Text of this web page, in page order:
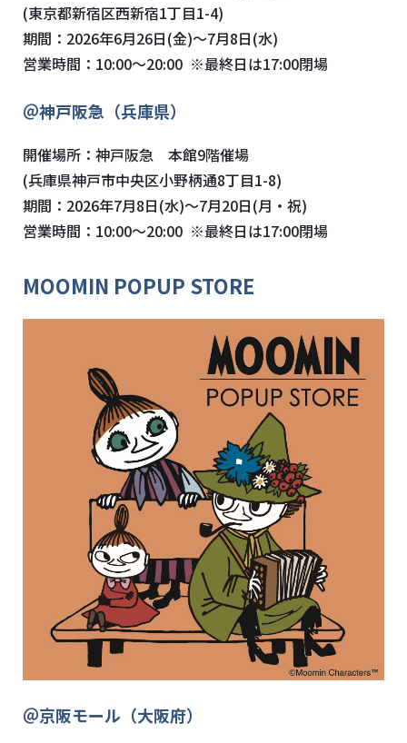
(東京都新宿区西新宿1丁目1-4)
期間：2026年6月26日(金)～7月8日(水)
営業時間：10:00～20:00 ※最終日は17:00閉場
＠神戸阪急（兵庫県）
開催場所： 神戸阪急 本館9階催場
(兵庫県神戸市中央区小野柄通8丁目1-8)
期間：2026年7月8日(水)～7月20日(月・祝)
営業時間：10:00～20:00 ※最終日は17:00閉場
MOOMIN POPUP STORE
＠京阪モール（大阪府）